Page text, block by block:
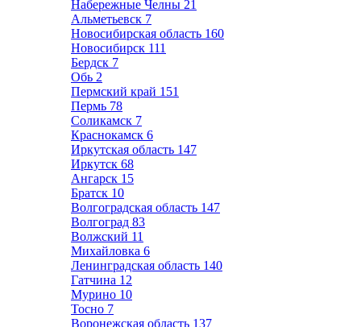
Набережные Челны 21
Альметьевск 7
Новосибирская область 160
Новосибирск 111
Бердск 7
Обь 2
Пермский край 151
Пермь 78
Соликамск 7
Краснокамск 6
Иркутская область 147
Иркутск 68
Ангарск 15
Братск 10
Волгоградская область 147
Волгоград 83
Волжский 11
Михайловка 6
Ленинградская область 140
Гатчина 12
Мурино 10
Тосно 7
Воронежская область 137